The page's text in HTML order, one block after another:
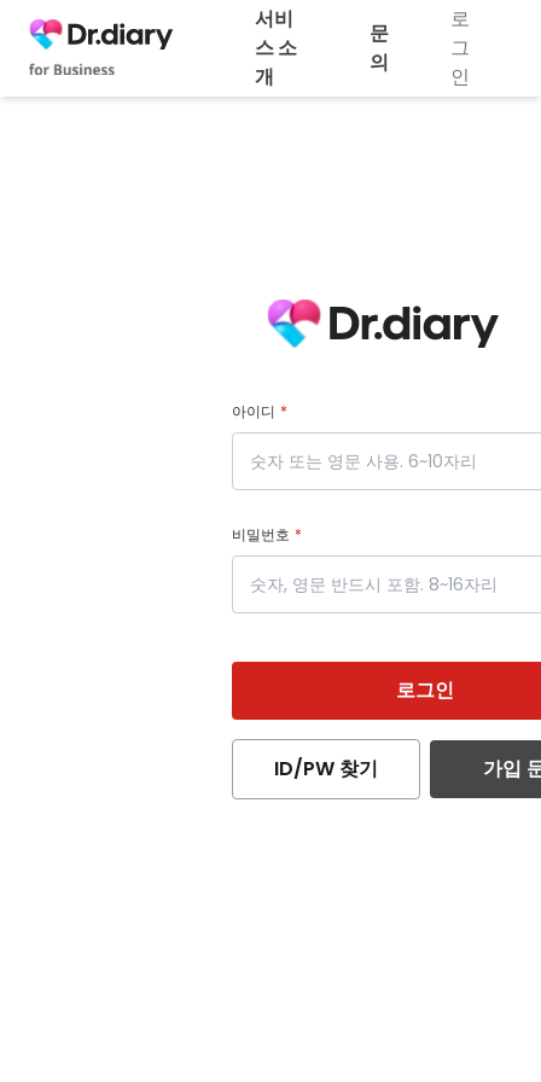
서비
스 소
개
문
의
로
그
인
아이디 *
비밀번호 *
로그인
ID/PW 찾기 가입